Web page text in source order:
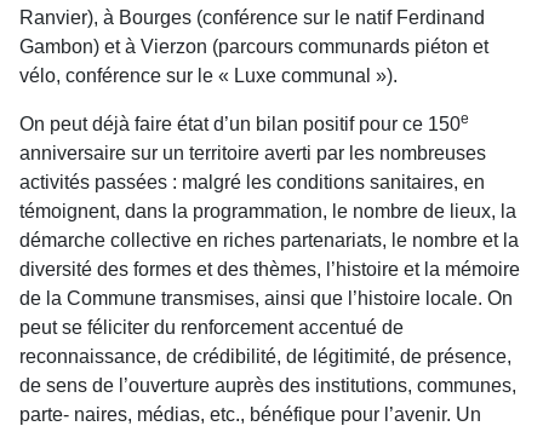
Ranvier), à Bourges (conférence sur le natif Ferdinand
Gambon) et à Vierzon (parcours communards piéton et
vélo, conférence sur le « Luxe communal »).
On peut déjà faire état d’un bilan positif pour ce 150e
anniversaire sur un territoire averti par les nombreuses
activités passées : malgré les conditions sanitaires, en
témoignent, dans la programmation, le nombre de lieux, la
démarche collective en riches partenariats, le nombre et la
diversité des formes et des thèmes, l’histoire et la mémoire
de la Commune transmises, ainsi que l’histoire locale. On
peut se féliciter du renforcement accentué de
reconnaissance, de crédibilité, de légitimité, de présence,
de sens de l’ouverture auprès des institutions, communes,
parte- naires, médias, etc., bénéfique pour l’avenir. Un